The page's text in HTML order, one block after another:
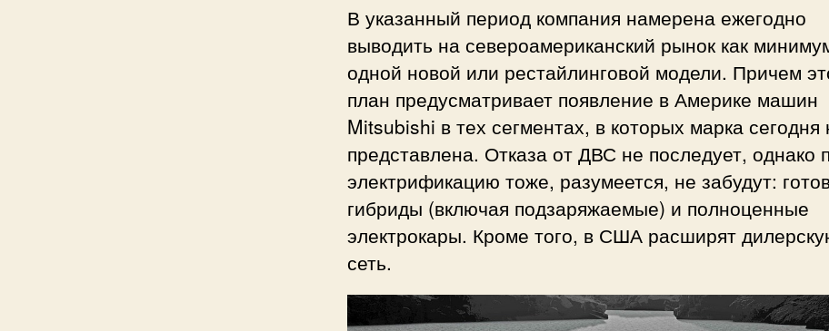
В указанный период компания намерена ежегодно
выводить на североамериканский рынок как
одной новой или рестайлинговой модели. Причем
план предусматривает появление в Америке машин
Mitsubishi в тех сегментах, в которых марка сегодня
представлена. Отказа от ДВС не последует, однако
электрификацию тоже, разумеется, не забудут:
гибриды (включая подзаряжаемые) и полноценные
электрокары. Кроме того, в США расширят
сеть.